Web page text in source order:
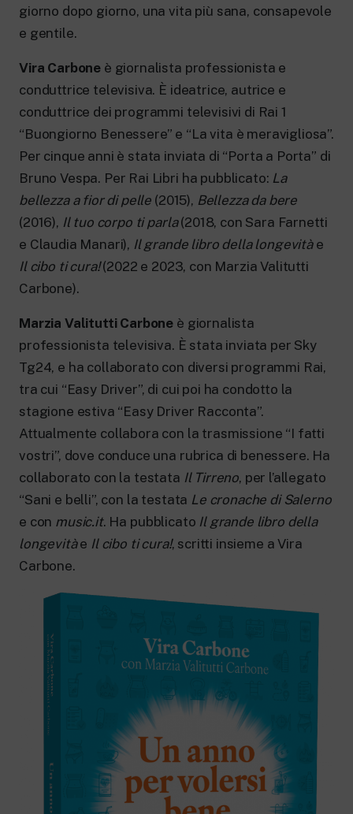
giorno dopo giorno, una vita più sana, con­sapevole
e gentile.
Vira Carbone è giornalista professionista e
conduttrice te­levisiva. È ideatrice, autrice e
conduttrice dei programmi televisivi di Rai 1
“Buongior­no Benessere” e “La vita è meravigliosa”.
Per cinque anni è stata inviata di “Porta a Por­ta” di
Bruno Vespa. Per Rai Libri ha pubbli­cato: La
bellezza a fior di pelle (2015), Bellez­za da bere
(2016), Il tuo corpo ti parla(2018, con Sara Farnetti
e Claudia Manari), Il gran­de libro della longevità e
Il cibo ti cura!(2022 e 2023, con Marzia Valitutti
Carbone).
Marzia Valitutti Carbone è giornalista
professionista televisiva. È stata inviata per Sky
Tg24, e ha collaborato con di­versi programmi Rai,
tra cui “Easy Driver”, di cui poi ha condotto la
stagione estiva “Easy Driver Racconta”.
Attualmente collabora con la trasmissione “I fatti
vostri”, dove con­duce una rubrica di benessere. Ha
collabo­rato con la testata Il Tirreno, per l’allegato
“Sani e belli”, con la testata Le cronache di Salerno
e con music.it. Ha pubblicato Il gran­de libro della
longevitàe Il cibo ti cura!, scritti insieme a Vira
Carbone.